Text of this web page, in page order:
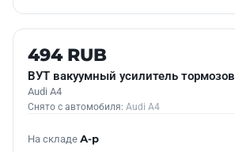
Б/У В НАЛИЧИИ
494 RUB
ВУТ вакуумный усилитель тормозов
Audi A4
Снято с автомобиля: Audi A4
На складе А-р